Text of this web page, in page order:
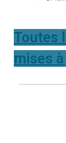
Toutes
mises